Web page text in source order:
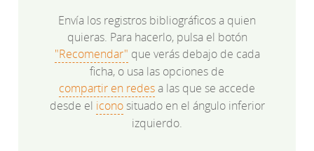
Envía los registros bibliográficos a quien
quieras. Para hacerlo, pulsa el botón
"Recomendar" que verás debajo de cada
ficha, o usa las opciones de
compartir en redesa las que se accede
desde el iconosituado en el ángulo inferior
izquierdo.